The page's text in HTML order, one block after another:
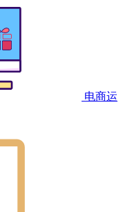
电商运